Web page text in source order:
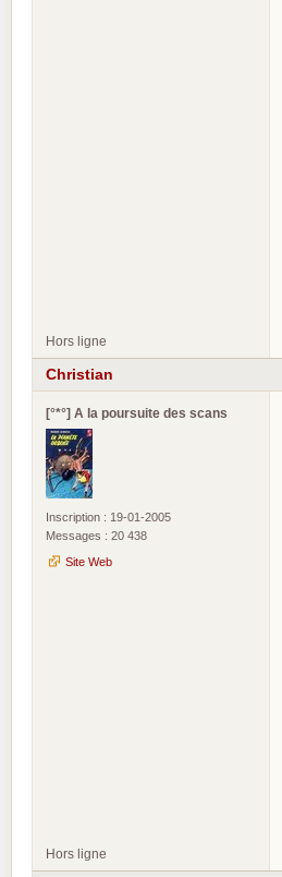
Hors ligne
Christian
[°*°] A la poursuite des scans
Inscription : 19-01-2005
Messages : 20 438
Site Web
Hors ligne